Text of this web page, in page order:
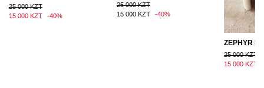
25 000 KZT
15 000 KZT
-40%
25 000 KZT
15 000 KZT
-40%
25 000 KZT
15 000 KZT